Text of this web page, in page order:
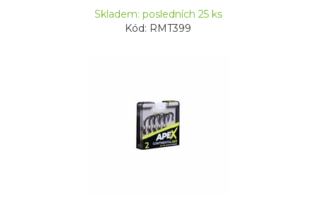
Skladem: posledních 25 ks
Kód: RMT399